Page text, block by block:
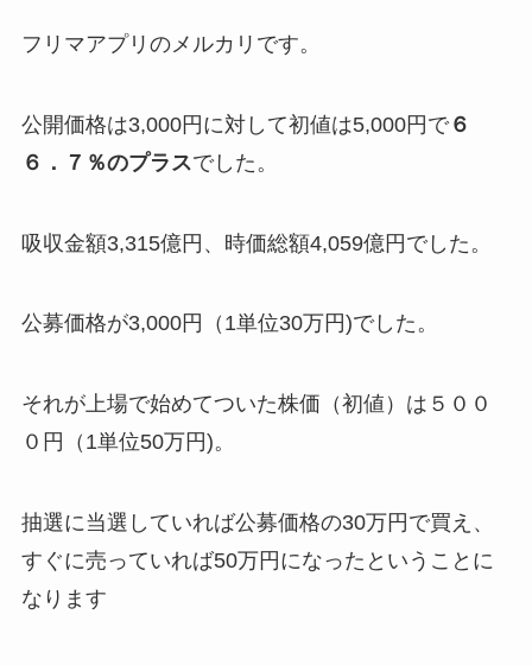
フリマアプリのメルカリです。
公開価格は3,000円に対して初値は5,000円で６
６．７％のプラスでした。
吸収金額3,315億円、時価総額4,059億円でした。
公募価格が3,000円（1単位30万円)でした。
それが上場で始めてついた株価（初値）は５００
０円（1単位50万円)。
抽選に当選していれば公募価格の30万円で買え、
すぐに売っていれば50万円になったということに
なります